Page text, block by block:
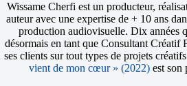
Wissame Cherfi est un producteur,
auteur avec une expertise de + 10 ans
production audiovisuelle. Dix années
désormais en tant que Consultant Créatif
ses clients sur tout types de projets
vient de mon cœur » (2022)est son